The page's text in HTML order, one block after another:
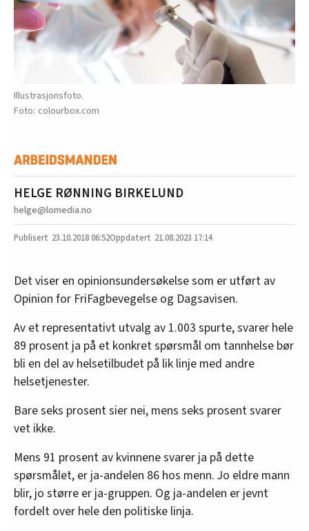
Illustrasjonsfoto.
colourbox.com
HELGE RØNNING BIRKELUND
helge@lomedia.no
23.10.201806:52 21.08.2023 17:14
Det viser en opinionsundersøkelse som er utført av
Opinion for FriFagbevegelse og Dagsavisen.
Av et representativt utvalg av 1.003 spurte, svarer hele
89 prosent ja på et konkret spørsmål om tannhelse bør
bli en del av helsetilbudet på lik linje med andre
helsetjenester.
Bare seks prosent sier nei, mens seks prosent svarer
vet ikke.
Mens 91 prosent av kvinnene svarer ja på dette
spørsmålet, er ja-andelen 86 hos menn. Jo eldre mann
blir, jo større er ja-gruppen. Og ja-andelen er jevnt
fordelt over hele den politiske linja.